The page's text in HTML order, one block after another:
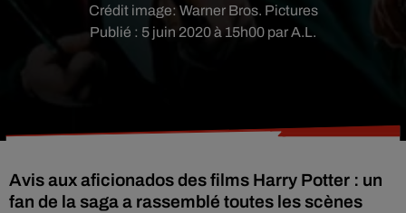
Publié : 5 juin 2020 à 15h00 par A.L.
Crédit image: Warner Bros. Pictures
Avis aux aficionados des films Harry Potter : un
fan de la saga a rassemblé toutes les scènes